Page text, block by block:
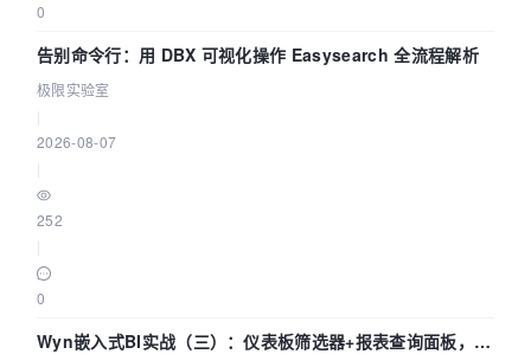
0
告别命令行：用 DBX 可视化操作 Easysearch 全流程解析
极限实验室
2026-08-07
252
0
Wyn嵌入式BI实战（三）：仪表板筛选器+报表查询面板，参